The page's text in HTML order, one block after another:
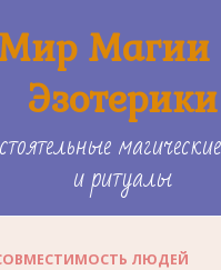
Магии
Эзотерики
и ритуалы
ЛЮДЕЙ